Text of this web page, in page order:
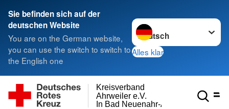
Sie befinden sich auf der
deutschen Website
You are on the German website,
you can use the switch to switch to
the English one
Sprache wechseln zu
Alles klar
In Bad Neuenahr-Ahrweiler
Ahrweiler e.V.
Kreisverband